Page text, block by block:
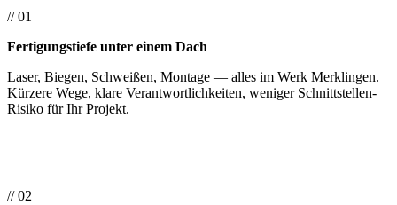
// 01
Fertigungstiefe unter einem Dach
Laser, Biegen, Schweißen, Montage — alles im Werk Merklingen.
Kürzere Wege, klare Verantwortlichkeiten, weniger Schnittstellen-
Risiko für Ihr Projekt.
// 02